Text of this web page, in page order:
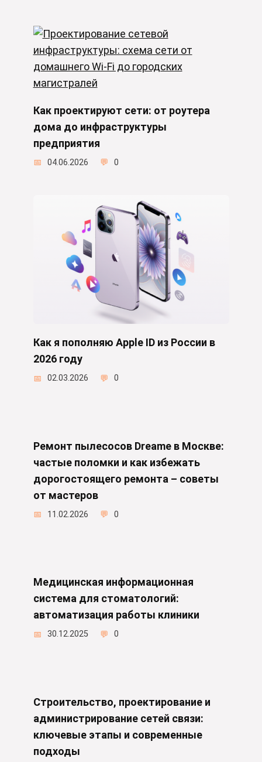
Как проектируют сети: от роутера
дома до инфраструктуры
предприятия
04.06.2026 0
Как я пополняю Apple ID из России в
2026 году
02.03.2026 0
Ремонт пылесосов Dreame в Москве:
частые поломки и как избежать
дорогостоящего ремонта – советы
от мастеров
11.02.2026 0
Медицинская информационная
система для стоматологий:
автоматизация работы клиники
30.12.2025 0
Строительство, проектирование и
администрирование сетей связи:
ключевые этапы и современные
подходы